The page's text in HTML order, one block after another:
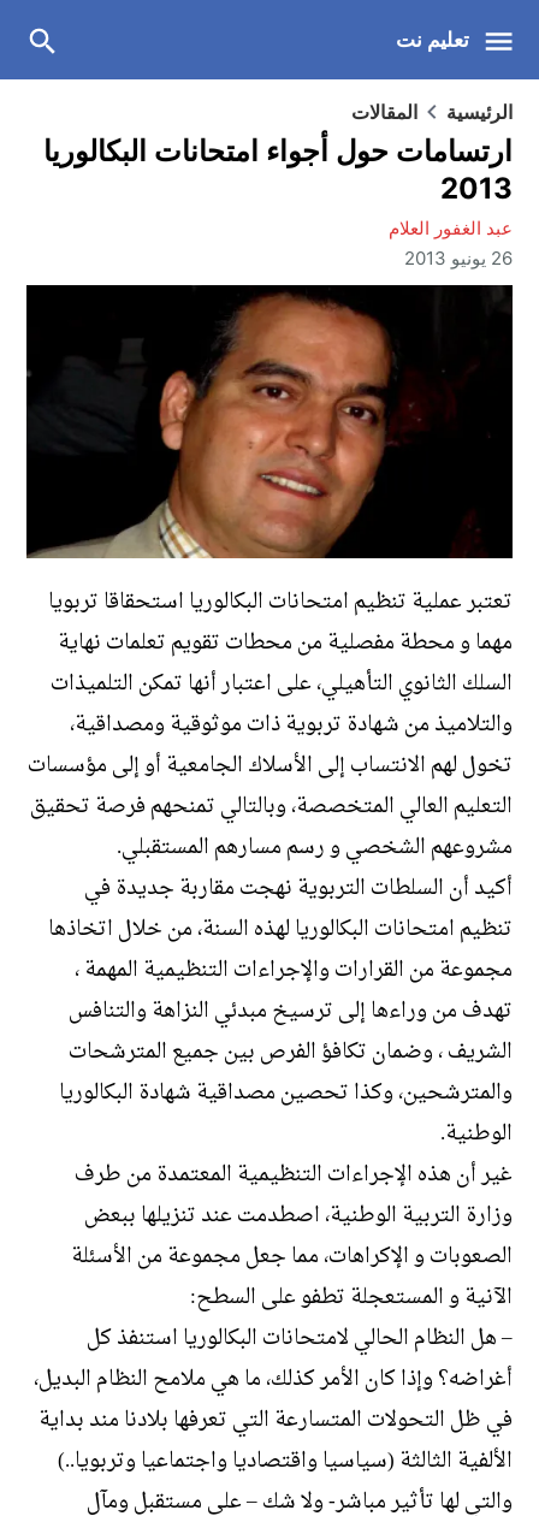
تعليم نت
الرئيسية المقالات
ارتسامات حول أجواء امتحانات البكالوريا
2013
عبد الغفور العلام
26 يونيو 2013
تعتبر عملية تنظيم امتحانات البكالوريا استحقاقا تربويا
مهما و محطة مفصلية من محطات تقويم تعلمات نهاية
السلك الثانوي التأهيلي، على اعتبار أنها تمكن التلميذات
والتلاميذ من شهادة تربوية ذات موثوقية ومصداقية،
تخول لهم الانتساب إلى الأسلاك الجامعية أو إلى مؤسسات
التعليم العالي المتخصصة، وبالتالي تمنحهم فرصة تحقيق
مشروعهم الشخصي و رسم مسارهم المستقبلي.
أكيد أن السلطات التربوية نهجت مقاربة جديدة في
تنظيم امتحانات البكالوريا لهذه السنة، من خلال اتخاذها
مجموعة من القرارات والإجراءات التنظيمية المهمة ،
تهدف من وراءها إلى ترسيخ مبدئي النزاهة والتنافس
الشريف ، وضمان تكافؤ الفرص بين جميع المترشحات
والمترشحين، وكذا تحصين مصداقية شهادة البكالوريا
الوطنية.
غير أن هذه الإجراءات التنظيمية المعتمدة من طرف
وزارة التربية الوطنية، اصطدمت عند تنزيلها ببعض
الصعوبات و الإكراهات، مما جعل مجموعة من الأسئلة
الآنية و المستعجلة تطفو على السطح:
– هل النظام الحالي لامتحانات البكالوريا استنفذ كل
أغراضه؟ وإذا كان الأمر كذلك، ما هي ملامح النظام البديل،
في ظل التحولات المتسارعة التي تعرفها بلادنا مند بداية
الألفية الثالثة (سياسيا واقتصاديا واجتماعيا وتربويا..)
والتي لها تأثير مباشر- ولا شك – على مستقبل ومآل